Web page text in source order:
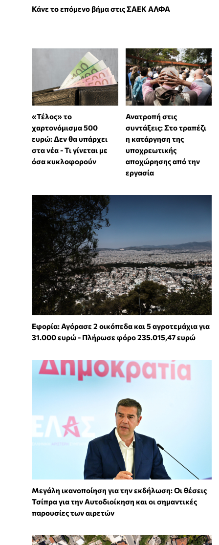
Κάνε το επόμενο βήμα στις ΣΑΕΚ ΑΛΦΑ
«Τέλος» το
χαρτονόμισμα 500
ευρώ: Δεν θα υπάρχει
στα νέα - Τι γίνεται με
όσα κυκλοφορούν
Ανατροπή στις
συντάξεις: Στο τραπέζι
η κατάργηση της
υποχρεωτικής
αποχώρησης από την
εργασία
Εφορία: Αγόρασε 2 οικόπεδα και 5 αγροτεμάχια για
31.000 ευρώ - Πλήρωσε φόρο 235.015,47 ευρώ
Μεγάλη ικανοποίηση για την εκδήλωση: Οι θέσεις
Τσίπρα για την Αυτοδιοίκηση και οι σημαντικές
παρουσίες των αιρετών